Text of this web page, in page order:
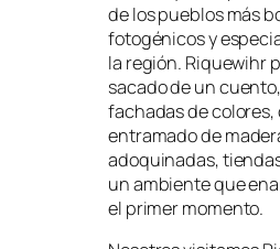
de los pueblos más
fotogénicos y
la región. Riquewihr
sacado de un
fachadas de colores,
entramado de
adoquinadas,
un ambiente que
el primer momento.